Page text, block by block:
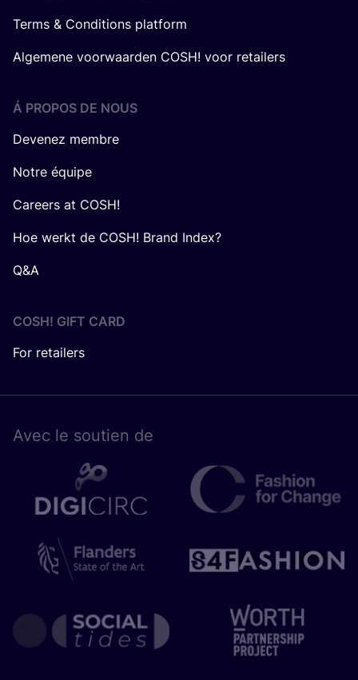
Terms & Conditions platform
Algemene voorwaarden COSH! voor retailers
Á PROPOS DE NOUS
Devenez membre
Notre équipe
Careers at COSH!
Hoe werkt de COSH! Brand Index?
Q&A
COSH! GIFT CARD
For retailers
Avec le sou­tien de